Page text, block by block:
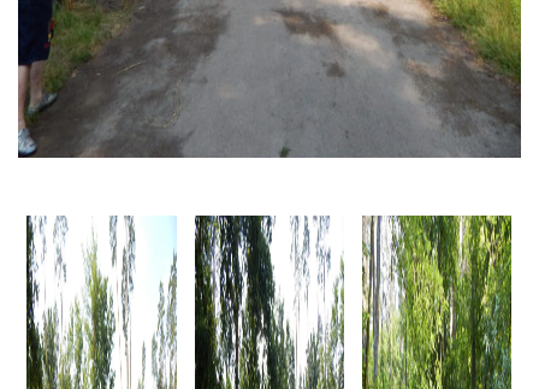
Рекламні прайси
Підтримати «місцевих»
Редакційна політика
Етичний кодекс